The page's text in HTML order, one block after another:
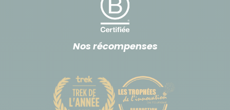
Nos récompenses